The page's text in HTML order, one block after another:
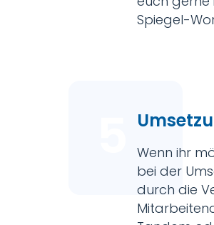
Spiegel-
Wenn ihr
bei der
durch die